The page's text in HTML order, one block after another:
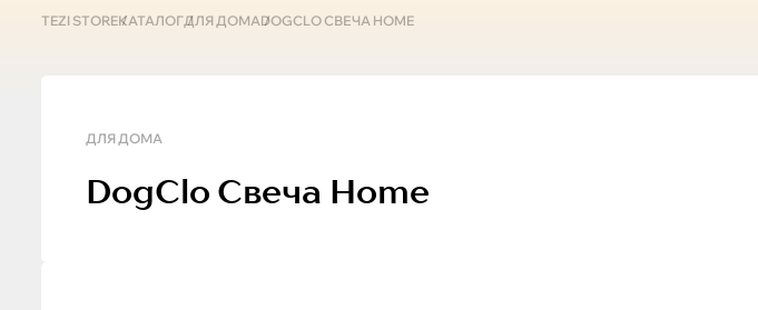
TEZI STOREКАТАЛОГДЛЯ ДОМАDOGCLO СВЕЧА HOME
ДЛЯ ДОМА
DogClo Свеча Home